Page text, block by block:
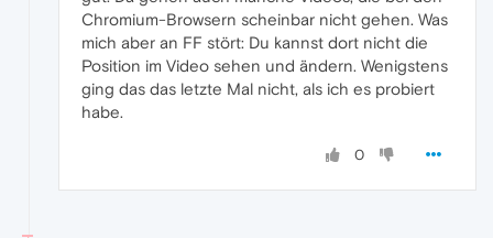
Chromium-Browsern scheinbar nicht gehen. Was
mich aber an FF stört: Du kannst dort nicht die
Position im Video sehen und ändern. Wenigstens
ging das das letzte Mal nicht, als ich es probiert
habe.
0